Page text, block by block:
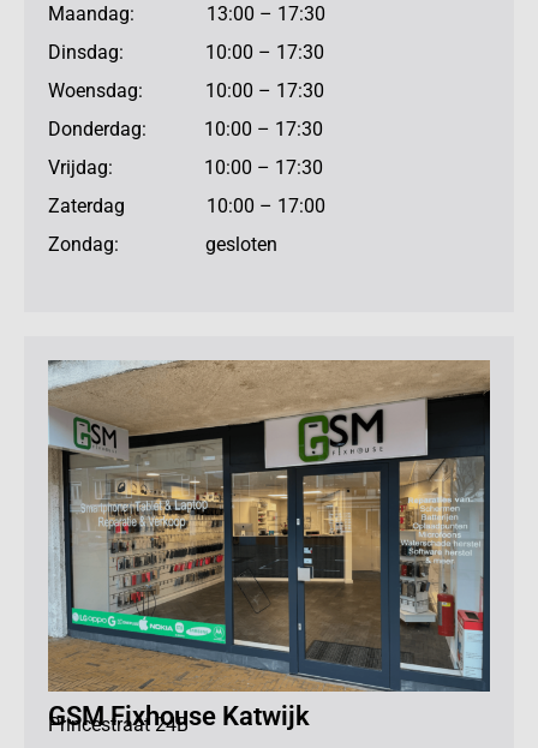
Maandag: 13:00 – 17:30
Dinsdag: 10:00 – 17:30
Woensdag: 10:00 – 17:30
Donderdag: 10:00 – 17:30
Vrijdag: 10:00 – 17:30
Zaterdag 10:00 – 17:00
Zondag: gesloten
GSM Fixhouse Katwijk
Princestraat 24B